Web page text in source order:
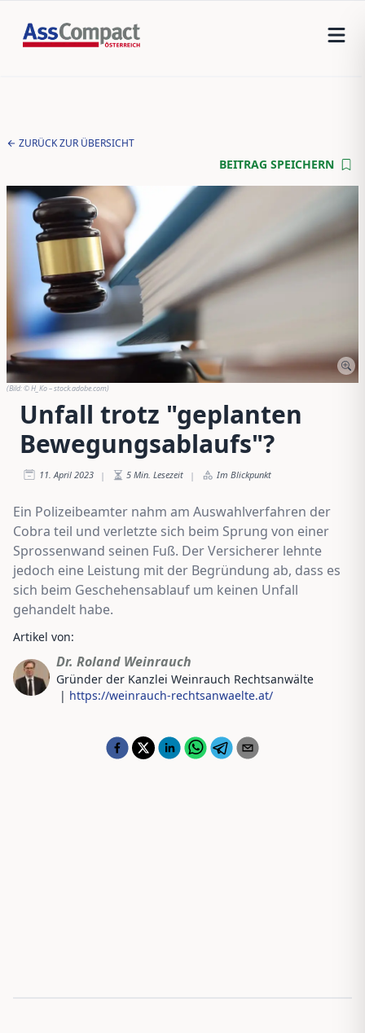
ZURÜCK ZUR ÜBERSICHT
BEITRAG SPEICHERN
(Bild:© H_Ko – stock.adobe.com)
Unfall trotz "geplanten
Bewegungsablaufs"?
11. April 2023 | 5 Min. Lesezeit | Im Blickpunkt
Ein Polizeibeamter nahm am Auswahlverfahren der
Cobra teil und verletzte sich beim Sprung von einer
Sprossenwand seinen Fuß. Der Versicherer lehnte
jedoch eine Leistung mit der Begründung ab, dass es
sich beim Geschehensablauf um keinen Unfall
gehandelt habe.
Artikel von:
Dr. Roland Weinrauch
Gründer der Kanzlei Weinrauch Rechtsanwälte
| https://weinrauch-rechtsanwaelte.at/